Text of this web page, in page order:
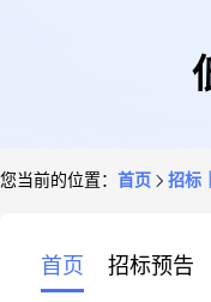
您当前的位置： 首页 招标
首页 招标预告